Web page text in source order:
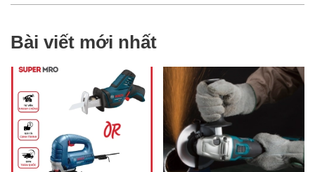
Bài viết mới nhất